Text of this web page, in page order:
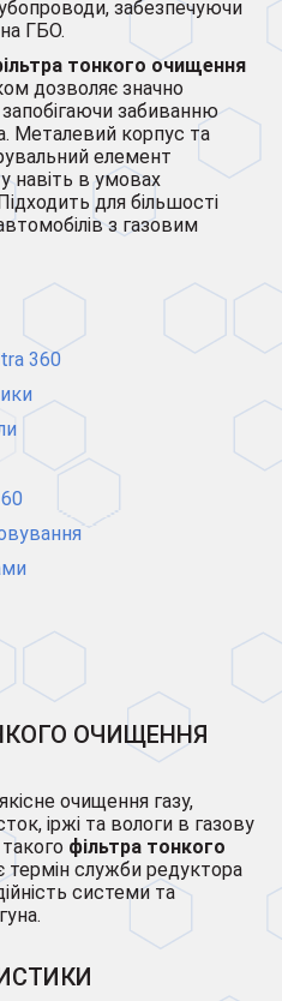
забезпечуючи
ГБО.
тонкого очищення
дозволяє значно
забиванню
Металевий корпус та
елемент
навіть в умовах
для більшості
з газовим
360
ОЧИЩЕННЯ
очищення газу,
іржі та вологи в газову
фільтра тонкого
термін служби редуктора
системи та